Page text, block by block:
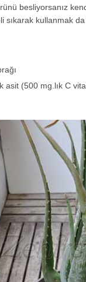
besliyorsanız
sıkarak kullanmak
asit (500 mg.lık C